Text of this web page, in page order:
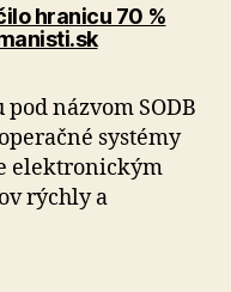
hranicu 70 %
hovorí:
názvom SODB
systémy
elektronickým
rýchly a